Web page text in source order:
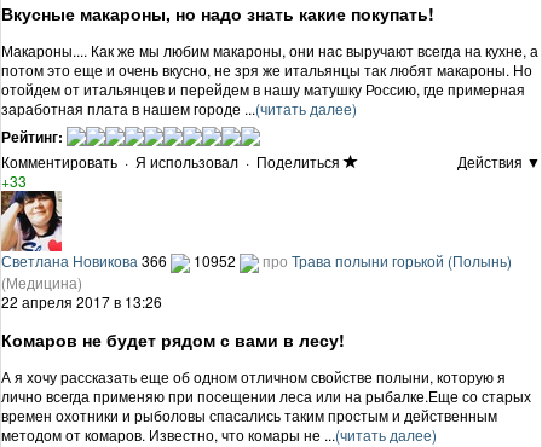
Вкусные макароны, но надо знать какие покупать!
Макароны.... Как же мы любим макароны, они нас выручают всегда на кухне, а
потом это еще и очень вкусно, не зря же итальянцы так любят макароны. Но
отойдем от итальянцев и перейдем в нашу матушку Россию, где примерная
заработная плата в нашем городе ...(читать далее)
Рейтинг:
Комментировать · Я использовал · Поделиться
Действия ▼
+33
Светлана Новикова 366 10952 про Трава полыни горькой (Полынь)
(Медицина)
22 апреля 2017 в 13:26
Комаров не будет рядом с вами в лесу!
А я хочу рассказать еще об одном отличном свойстве полыни, которую я
лично всегда применяю при посещении леса или на рыбалке.Еще со старых
времен охотники и рыболовы спасались таким простым и действенным
методом от комаров. Известно, что комары не ...(читать далее)